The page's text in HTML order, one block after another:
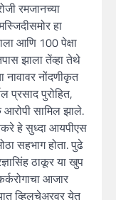
रमजानच्या
हा
आणि 100 पेक्षा
झाला तेंव्हा तेथे
नावावर नोंदणीकृत
प्रसाद पुरोहित,
आरोपी सामिल झाले.
हे सुध्दा आयपीएस
सहभाग होता. पुढे
ठाकूर या खुप
आजार
व्हिलचेअरवर येत